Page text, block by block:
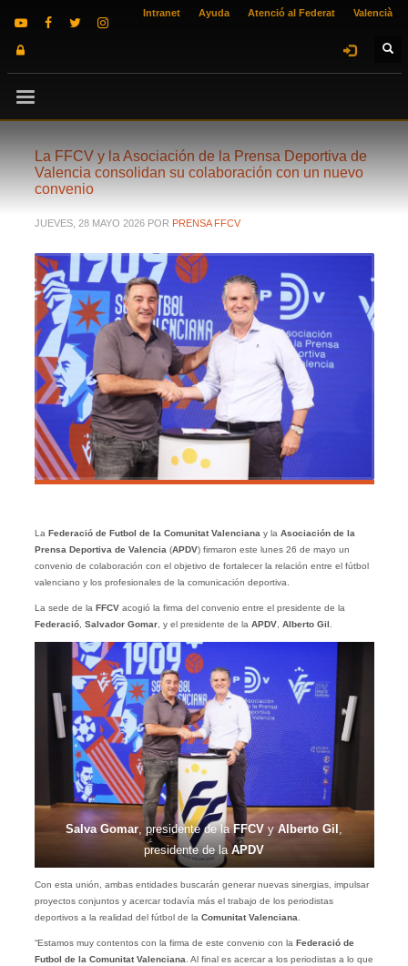
Intranet Ayuda Atenció al Federat Valencià
La FFCV y la Asociación de la Prensa Deportiva de
Valencia consolidan su colaboración con un nuevo
convenio
JUEVES, 28 MAYO 2026 POR PRENSA FFCV
La Federació de Futbol de la Comunitat Valenciana y la Asociación de la
Prensa Deportiva de Valencia (APDV) firmaron este lunes 26 de mayo un
convenio de colaboración con el objetivo de fortalecer la relación entre el fútbol
valenciano y los profesionales de la comunicación deportiva.
La sede de la FFCVacogió la firma del convenio entre el presidente de la
Federació, Salvador Gomar, y el presidente de la APDV, Alberto Gil
Salva Gomar, presidente de laFFCV yAlberto Gil ,
presidente de la APDV
Con esta unión, ambas entidades buscarán generar nuevas sinergias, impulsar
proyectos conjuntos y acercar todavía más el trabajo de los periodistas
deportivos a la realidad del fútbol de laComunitat Valenciana.
“Estamos muy contentos con la firma de este convenio con la Federació de
Futbol de la Comunitat Valenciana. Al final es acercar a los periodistas a lo que